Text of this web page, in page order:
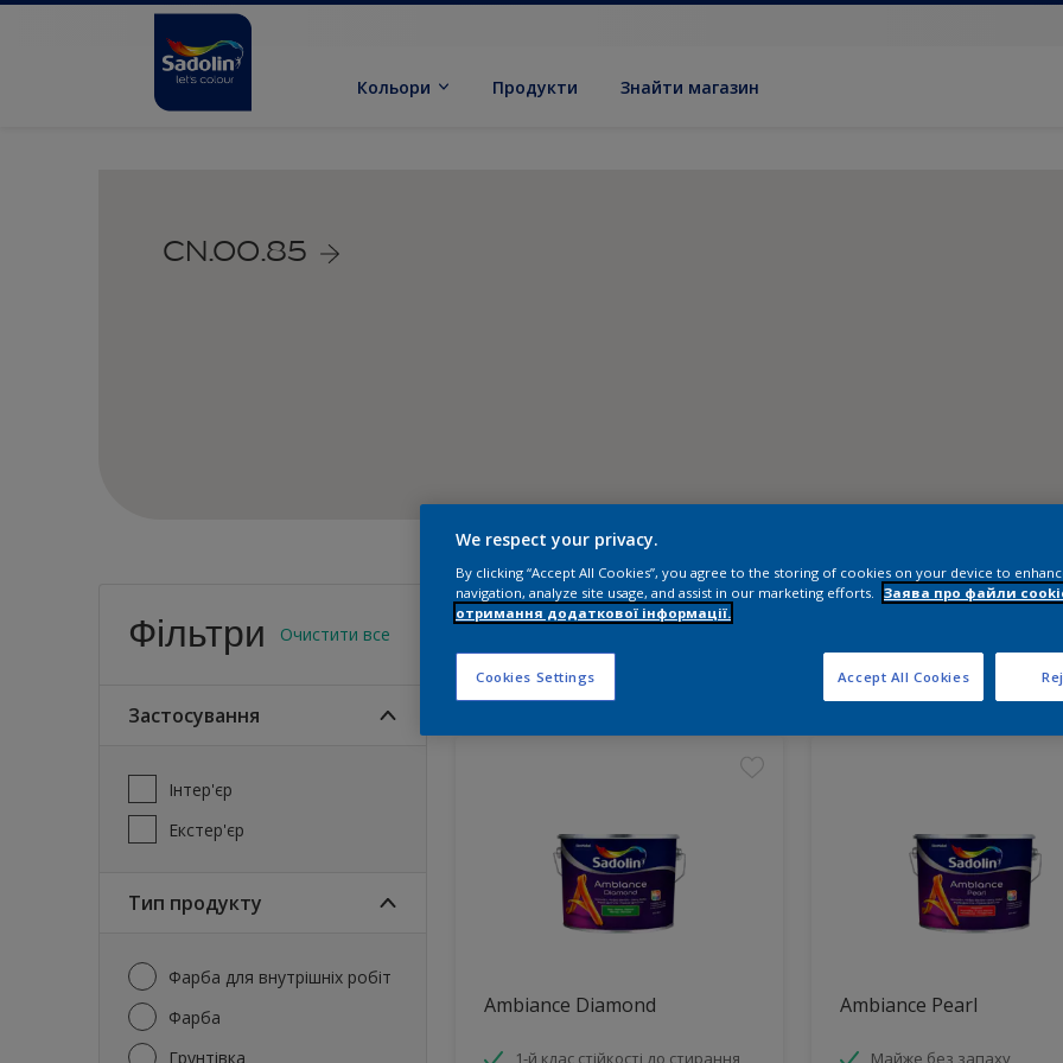
Кольори Продукти Знайти магазин
CN.00.85
Фільтри Очистити все
Застосування
Iнтер'єр
Eкстер'єр
Тип продукту
фарба для внутрішніх робіт
Фарба
Грунтівка
Знайдіть продукти для свого
Ambiance Diamond
1-й клас стійкості до стирання
Ambiance Pearl
Майже без запаху
We respect your privacy.
By clicking “Accept All Cookies”, you agree to the storing of cookies on your device to
navigation, analyze site usage, and assist in our marketing efforts. Заява про файли
отримання додаткової інформації.
Accept All Cookies
Cookies Settings